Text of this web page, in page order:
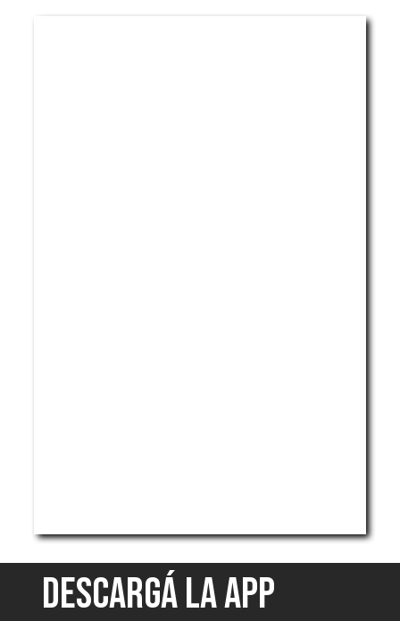
DESCARGÁ LA APP